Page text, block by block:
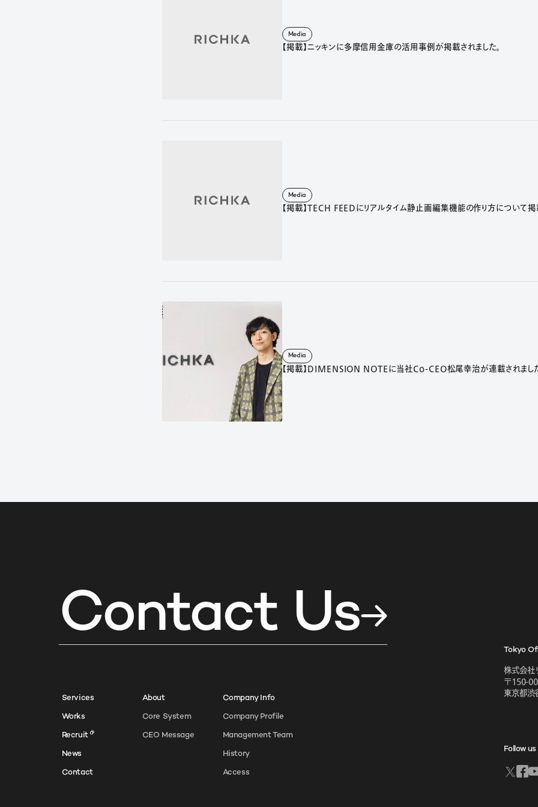
Media
【掲載】ニッキンに多摩信用金庫の活用事例が掲載されました。
Media
【掲載】TECH FEEDにリアルタイム静止画編集機能の作り方について掲
Media
【掲載】DIMENSION NOTEに当社Co-CEO松尾幸治が連載されまし
Contact Us
Services
Works
Recruit
News
Contact
About
Core System
CEO Message
Company Info
Company Profile
Management Team
History
Access
Tokyo
株式会社
〒150-
東京都
Follow us